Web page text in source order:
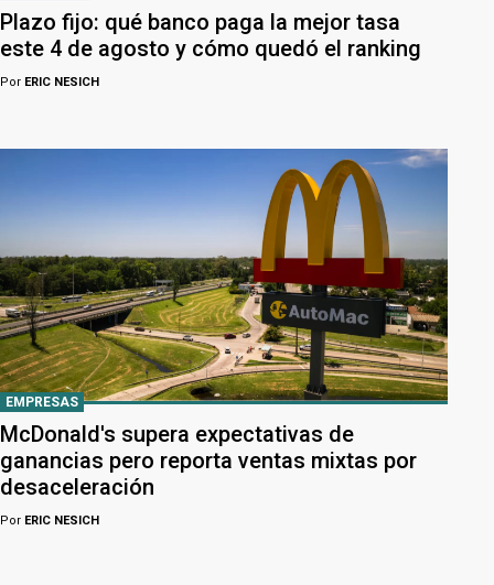
Plazo fijo: qué banco paga la mejor tasa
este 4 de agosto y cómo quedó el ranking
Por ERIC NESICH
EMPRESAS
McDonald's supera expectativas de
ganancias pero reporta ventas mixtas por
desaceleración
Por ERIC NESICH